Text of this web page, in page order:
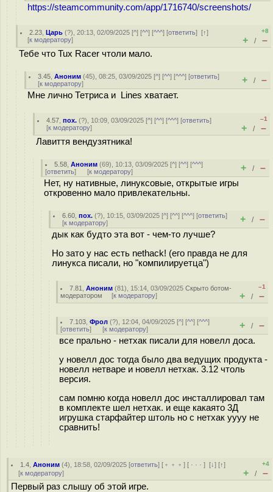
https://steamcommunity.com/app/1716740/screenshots/
2.23 ,Царь (?), 20:13, 02/09/2025 [^] [^^] [^^^] [ответить][↑]
[к модератору]
+8
+ / –
Тебе что Tux Racer чтоли мало.
3.45 ,Аноним (45), 08:25, 03/09/2025 [^] [^^] [^^^] [ответить]
[к модератору] + / –
Мне лично Тетриса и Lines хватает.
4.57 ,пох. (?), 10:09, 03/09/2025 [^] [^^] [^^^] [ответить]
[к модератору]
–1
+ / –
Лавиття вендузятника!
5.58 ,Аноним (69), 10:13, 03/09/2025 [^] [^^] [^^^]
[ответить] [к модератору] + / –
Нет, ну нативные, линуксовые, открытые игры
откровенно мало привлекательны.
6.60 ,пох. (?), 10:15, 03/09/2025 [^] [^^] [^^^] [ответить]
[к модератору] + / –
дык как будто эта вот - чем-то лучше?
Но зато у нас есть nethack! (его правда не для
линукса писали, но "компилируетца")
7.81 ,Аноним (81), 15:14, 03/09/2025Скрыто ботом-
модератором [к модератору]
–1
+ / –
7.103 ,Фрол (?), 12:04, 04/09/2025 [^] [^^] [^^^]
[ответить] [к модератору] + / –
все прально - нетхак писали для новелл доса.
у новелл дос тогда было два ведущих продукта -
новелл нетваре и новелл нетхак. 3.12 чтоль
версия.
сам помню когда новелл дос инсталлировал там
в комплекте шел нетхак. и еще какаято 3Д
игрушка старфайтер штоль но с нетхак уууу не
сравнить!
1.4 ,Аноним (4), 18:58, 02/09/2025 [ответить] [ ﹢﹢﹢] [ · · ·][↓] [↑]
[к модератору]
+4
+ / –
Первый раз слышу об этой игре.